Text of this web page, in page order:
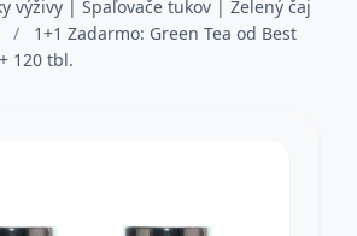
výživy | Spaľovače tukov | Zelený čaj
/
1+1 Zadarmo: Green Tea od Best
120 tbl.